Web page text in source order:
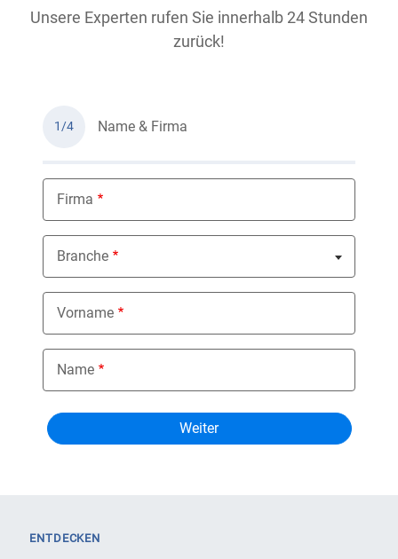
Unsere Experten rufen Sie innerhalb 24 Stunden
zurück!
1/4 Name & Firma
Firma
Branche
Nothing selected
Vorname
Name
ENTDECKEN